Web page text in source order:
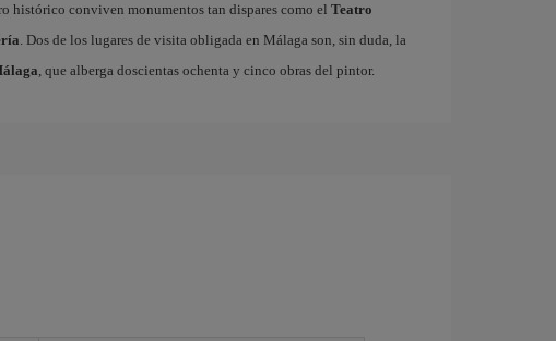
histórico conviven monumentos tan dispares como el Teatro
. Dos de los lugares de visita obligada en Málaga son, sin duda, la
, que alberga doscientas ochenta y cinco obras del pintor.